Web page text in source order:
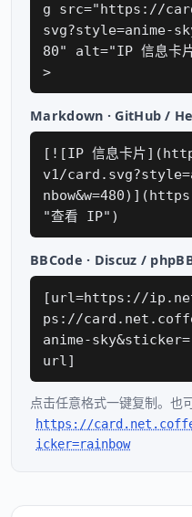
g src="https://
svg?style=anime-
80" alt="IP 信息
>
Markdown · GitHub /
[![IP 信息卡片
v1/
"查看 IP")
BBCode · Discuz /
[url=https://
ps://
anime-
url]
点击任意格式一键复制。也
https://
icker=rainbow